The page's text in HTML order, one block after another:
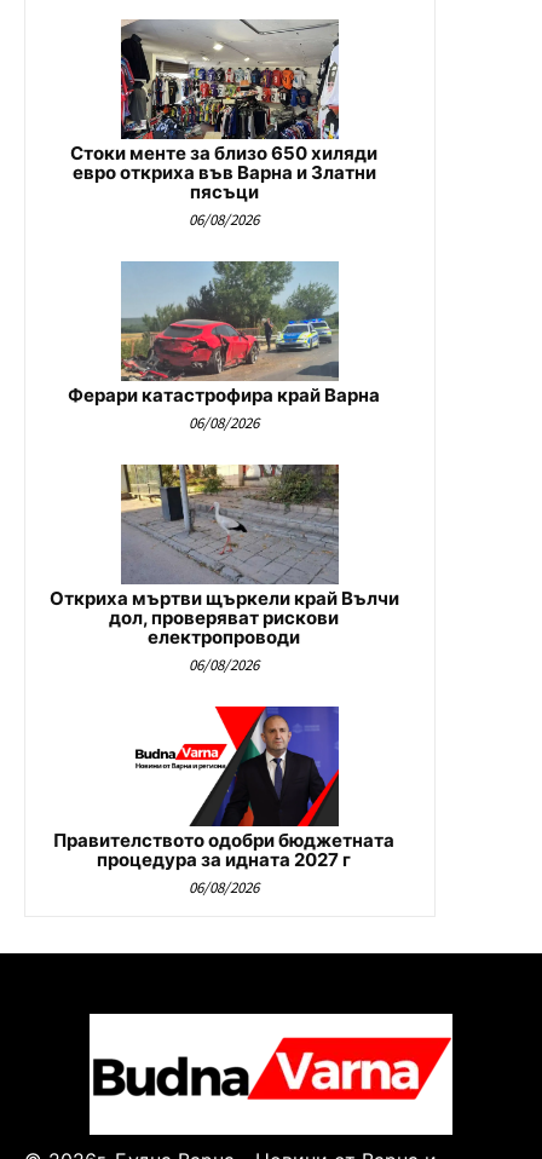
Стоки менте за близо 650 хиляди
евро откриха във Варна и Златни
пясъци
06/08/2026
Ферари катастрофира край Варна
06/08/2026
Откриха мъртви щъркели край Вълчи
дол, проверяват рискови
електропроводи
06/08/2026
Правителството одобри бюджетната
процедура за идната 2027 г
06/08/2026